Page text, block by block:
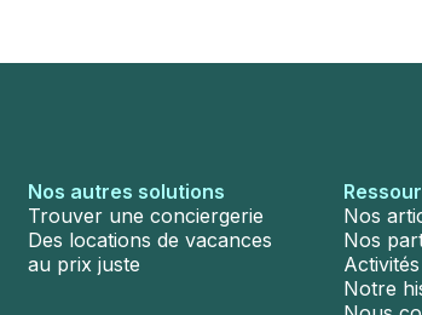
Nos autres solutions
Trouver une conciergerie
Des locations de vacances
au prix juste
Nos
Nos
Notre